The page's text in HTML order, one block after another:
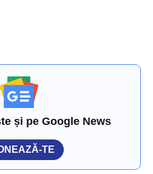
și pe Google News
TE